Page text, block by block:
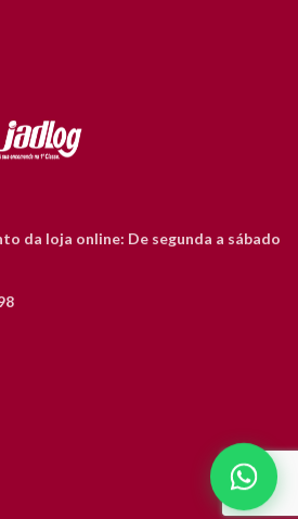
da loja online: De segunda a sábado